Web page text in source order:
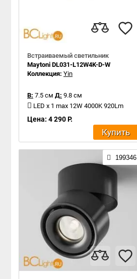
Встраиваемый светильник
Maytoni DL031-L12W4K-D-W
Коллекция: Yin
В: 7.5 см Д: 9.8 см
LED x 1 max 12W 4000K 920Lm
Цена: 4 290 Р.
Купить
199346